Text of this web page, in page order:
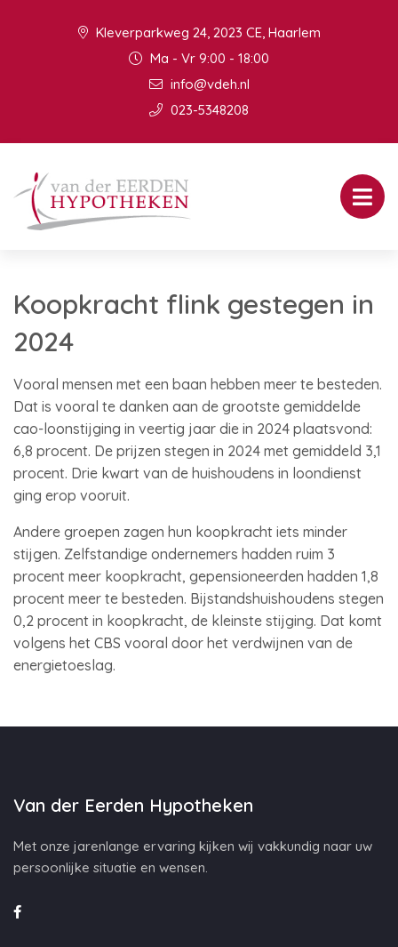
Kleverparkweg 24, 2023 CE, Haarlem
Ma - Vr 9:00 - 18:00
info@vdeh.nl
023-5348208
Koopkracht flink gestegen in
2024
Vooral mensen met een baan hebben meer te besteden.
Dat is vooral te danken aan de grootste gemiddelde
cao-loonstijging in veertig jaar die in 2024 plaatsvond:
6,8 procent. De prijzen stegen in 2024 met gemiddeld 3,1
procent. Drie kwart van de huishoudens in loondienst
ging erop vooruit.
Andere groepen zagen hun koopkracht iets minder
stijgen. Zelfstandige ondernemers hadden ruim 3
procent meer koopkracht, gepensioneerden hadden 1,8
procent meer te besteden. Bijstandshuishoudens stegen
0,2 procent in koopkracht, de kleinste stijging. Dat komt
volgens het CBS vooral door het verdwijnen van de
energietoeslag.
Van der Eerden Hypotheken
Met onze jarenlange ervaring kijken wij vakkundig naar uw
persoonlijke situatie en wensen.